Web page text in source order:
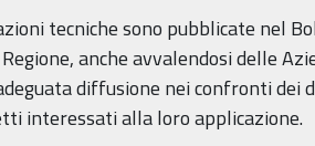
tecniche sono pubblicate nel
anche avvalendosi delle
diffusione nei confronti dei
interessati alla loro applicazione.